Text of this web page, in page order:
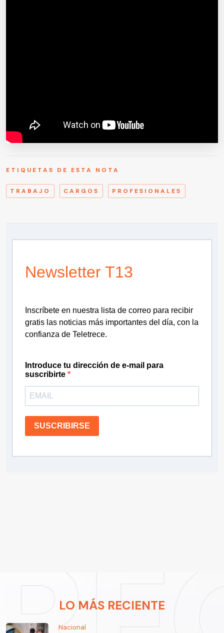
ETIQUETAS DE ESTA NOTA
TRABAJO CARGOS PROFESIONALES
Newsletter T13
Inscríbete en nuestra lista de correo para recibir
gratis las noticias más importantes del día, con la
confianza de Teletrece.
Introduce tu dirección de e-mail para
suscribirte
SUSCRIBIRSE
LO MÁS RECIENTE
Nacional